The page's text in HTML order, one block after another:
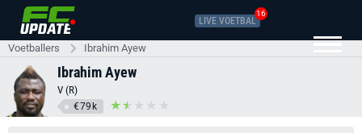
LIVE VOETBAL
16
Voetballers Ibrahim Ayew
Ibrahim Ayew
V (R)
€79k